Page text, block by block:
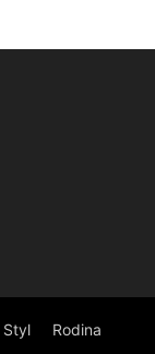
Styl Rodina